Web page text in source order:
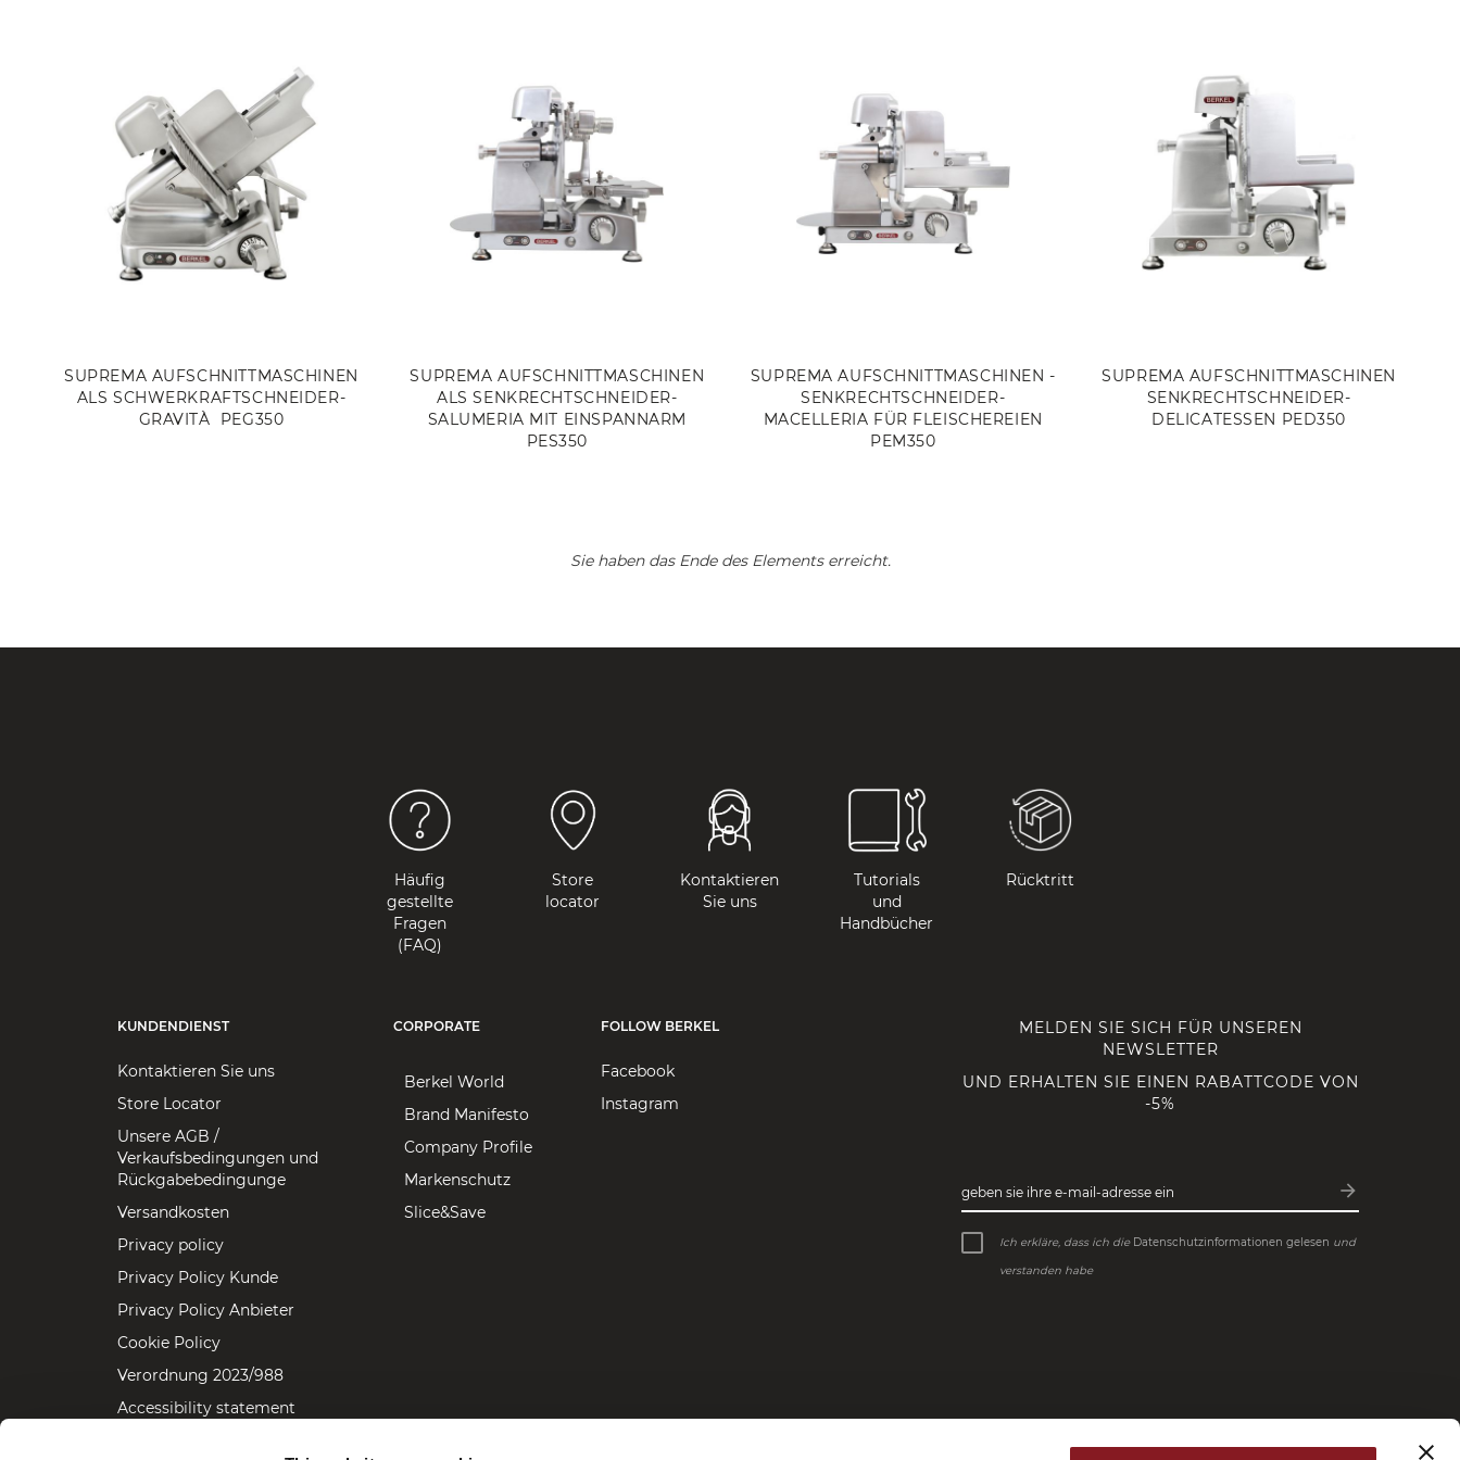
SUPREMA AUFSCHNITTMASCHINEN
ALS SCHWERKRAFTSCHNEIDER-
GRAVITÀ PEG350
SUPREMA AUFSCHNITTMASCHINEN
ALS SENKRECHTSCHNEIDER-
SALUMERIA MIT EINSPANNARM
PES350
SUPREMA AUFSCHNITTMASCHINEN -
SENKRECHTSCHNEIDER-
MACELLERIA FÜR FLEISCHEREIEN
PEM350
SUPREMA AUFSCHNITTMASCHINEN
SENKRECHTSCHNEIDER-
DELICATESSEN PED350
Sie haben das Ende des Elements erreicht.
Häufig
gestellte
Fragen
(FAQ)
Store
locator
Kontaktieren
Sie uns
Tutorials
und
Handbücher
Rücktritt
KUNDENDIENST
Kontaktieren Sie uns
Store Locator
Unsere AGB /
Verkaufsbedingungen und
Rückgabebedingunge
Versandkosten
Privacy policy
Privacy Policy Kunde
Privacy Policy Anbieter
Cookie Policy
Verordnung 2023/988
Accessibility statement
CORPORATE
Berkel World
Brand Manifesto
Company Profile
Markenschutz
Slice&Save
FOLLOW BERKEL
Facebook
Instagram
MELDEN SIE SICH FÜR UNSEREN
NEWSLETTER
UND ERHALTEN SIE EINEN RABATTCODE VON
-5%
geben sie ihre e-mail-adresse ein arrow_forward
Abonnieren
Ich erkläre, dass ich die Datenschutzinformationen gelesen und
verstanden habe